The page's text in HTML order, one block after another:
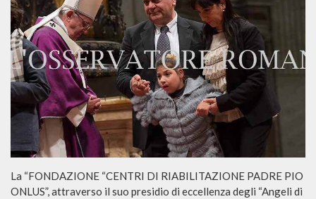
La “FONDAZIONE “CENTRI DI RIABILITAZIONE PADRE PIO
ONLUS”, attraverso il suo presidio di eccellenza degli “Angeli di